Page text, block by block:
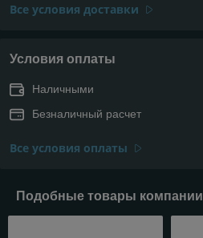
Все условия доставки
Условия оплаты
Наличными
Безналичный расчет
Все условия оплаты
Подобные товары компании